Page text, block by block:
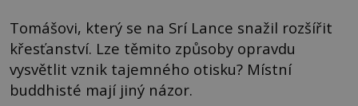
Tomášovi, který se na Srí Lance snažil rozšířit
křesťanství. Lze těmito způsoby opravdu
vysvětlit vznik tajemného otisku? Místní
buddhisté mají jiný názor.